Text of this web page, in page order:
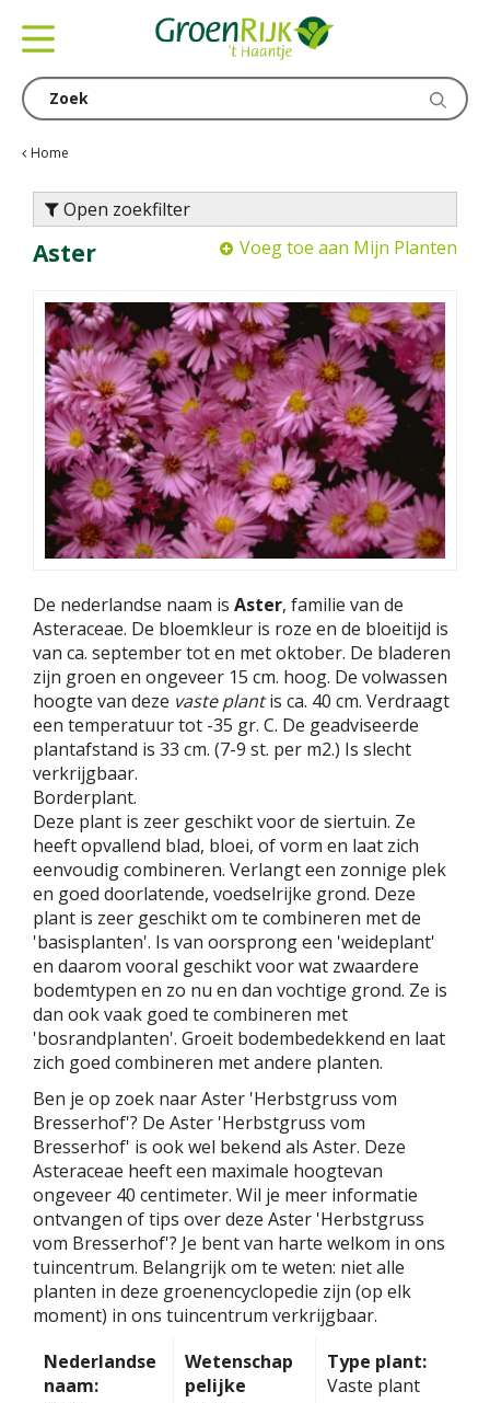
Home
Open zoekfilter
Aster Voeg toe aan Mijn Planten
De nederlandse naam is Aster, familie van de
Asteraceae. De bloemkleur is roze en de bloeitijd is
van ca. september tot en met oktober. De bladeren
zijn groen en ongeveer 15 cm. hoog. De volwassen
hoogte van deze vaste plantis ca. 40 cm. Verdraagt
een temperatuur tot -35 gr. C. De geadviseerde
plantafstand is 33 cm. (7-9 st. per m2.) Is slecht
verkrijgbaar.
Borderplant.
Deze plant is zeer geschikt voor de siertuin. Ze
heeft opvallend blad, bloei, of vorm en laat zich
eenvoudig combineren. Verlangt een zonnige plek
en goed doorlatende, voedselrijke grond. Deze
plant is zeer geschikt om te combineren met de
'basisplanten'. Is van oorsprong een 'weideplant'
en daarom vooral geschikt voor wat zwaardere
bodemtypen en zo nu en dan vochtige grond. Ze is
dan ook vaak goed te combineren met
'bosrandplanten'. Groeit bodembedekkend en laat
zich goed combineren met andere planten.
Ben je op zoek naar Aster 'Herbstgruss vom
Bresserhof'? De Aster 'Herbstgruss vom
Bresserhof' is ook wel bekend als Aster. Deze
Asteraceae heeft een maximale hoogtevan
ongeveer 40 centimeter. Wil je meer informatie
ontvangen of tips over deze Aster 'Herbstgruss
vom Bresserhof'? Je bent van harte welkom in ons
tuincentrum. Belangrijk om te weten: niet alle
planten in deze groenencyclopedie zijn (op elk
moment) in ons tuincentrum verkrijgbaar.
Nederlandse
naam:
Wetenschap
pelijke
Type plant:
Vaste plant